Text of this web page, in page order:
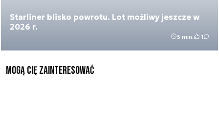
Starliner blisko powrotu. Lot możliwy jeszcze w
2026 r.
3 min. 1
Mogą Cię zainteresować